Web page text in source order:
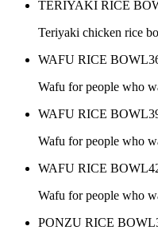
TERIYAKI RICE
Teriyaki chicken rice
WAFU RICE BOWL
Wafu for people who
WAFU RICE BOWL
Wafu for people who
WAFU RICE BOWL
Wafu for people who
PONZU RICE BOWL